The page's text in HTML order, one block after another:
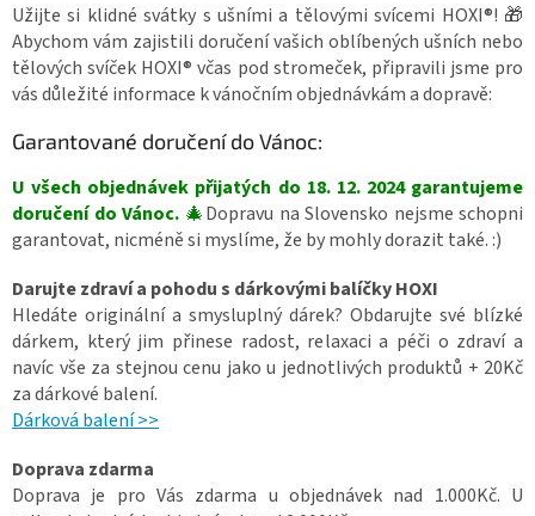
Užijte si klidné svátky s ušními a tělovými svícemi HOXI®! 🎁
Abychom vám zajistili doručení vašich oblíbených ušních nebo
tělových svíček HOXI® včas pod stromeček, připravili jsme pro
vás důležité informace k vánočním objednávkám a dopravě:
Garantované doručení do Vánoc:
U všech objednávek přijatých do 18. 12. 2024 garantujeme
doručení do Vánoc. 🎄Dopravu na Slovensko nejsme schopni
garantovat, nicméně si myslíme, že by mohly dorazit také. :)
Darujte zdraví a pohodu s dárkovými balíčky HOXI
Hledáte originální a smysluplný dárek? Obdarujte své blízké
dárkem, který jim přinese radost, relaxaci a péči o zdraví a
navíc vše za stejnou cenu jako u jednotlivých produktů + 20Kč
za dárkové balení.
Dárková balení >>
Doprava zdarma
Doprava je pro Vás zdarma u objednávek nad 1.000Kč. U